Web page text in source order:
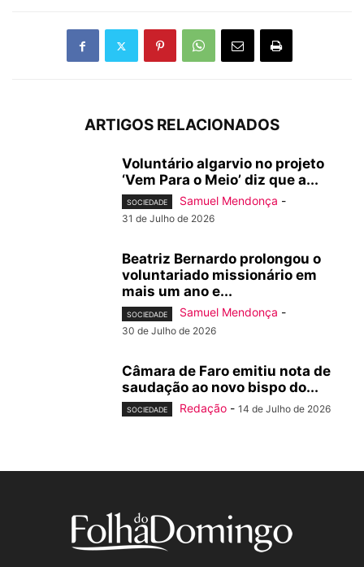
ARTIGOS RELACIONADOS
Voluntário algarvio no projeto
‘Vem Para o Meio’ diz que a...
SOCIEDADE Samuel Mendonça -
31 de Julho de 2026
Beatriz Bernardo prolongou o
voluntariado missionário em
mais um ano e...
SOCIEDADE Samuel Mendonça -
30 de Julho de 2026
Câmara de Faro emitiu nota de
saudação ao novo bispo do...
SOCIEDADE Redação - 14 de Julho de 2026